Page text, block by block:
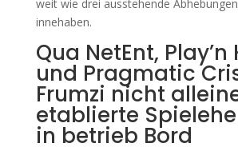
weit wie drei ausstehende
innehaben.
Qua NetEnt, Play’n
und Pragmatic
Frumzi nicht
etablierte
in betrieb Bord